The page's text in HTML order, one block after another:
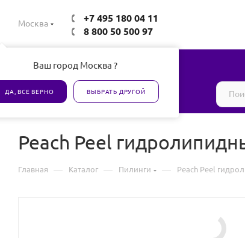
Москва
Ваш город Москва ?
ДА, ВСЕ ВЕРНО ВЫБРАТЬ ДРУГОЙ
+7 495 180 04 11
8 800 50 500 97
Все товары сертифицированы
Peach Peel
Главная — Каталог — Пилинги — Peach Peel